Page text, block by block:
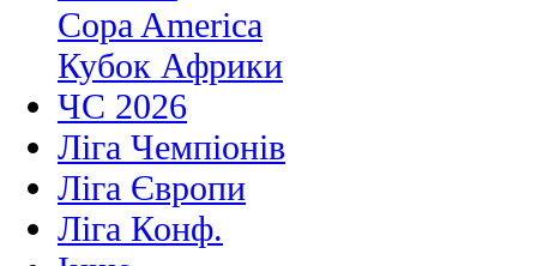
Copa America
Кубок Африки
ЧС 2026
Ліга Чемпіонів
Ліга Європи
Ліга Конф.